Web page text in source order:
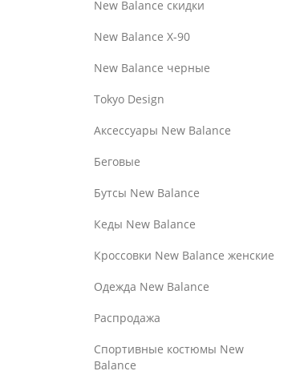
New Balance скидки
New Balance Х-90
New Balance черные
Tokyo Design
Аксессуары New Balance
Беговые
Бутсы New Balance
Кеды New Balance
Кроссовки New Balance женские
Одежда New Balance
Распродажа
Спортивные костюмы New
Balance